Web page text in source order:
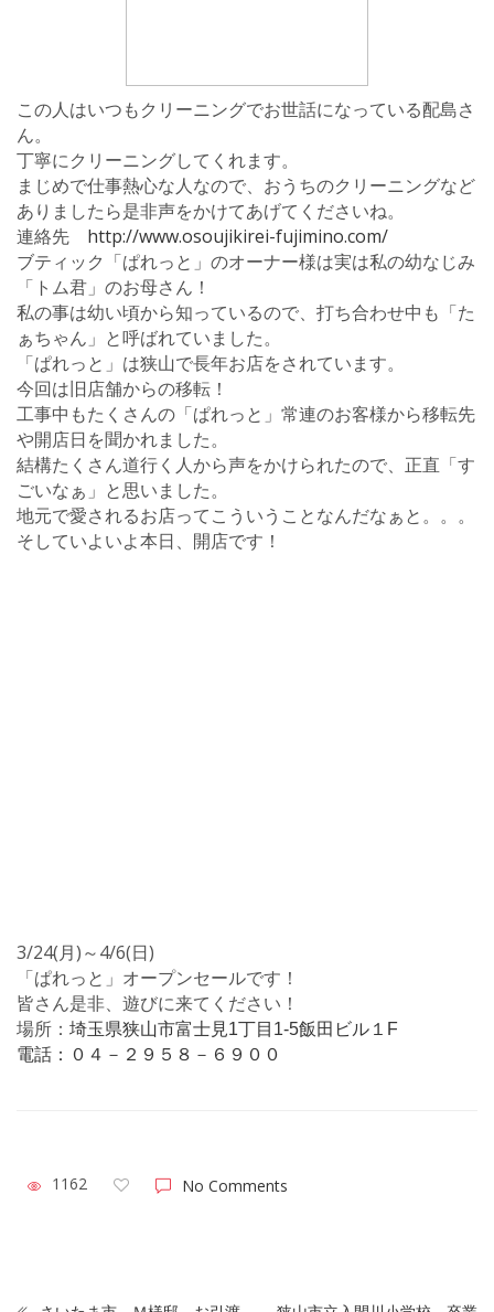
この人はいつもクリーニングでお世話になっている配島さ
ん。
丁寧にクリーニングしてくれます。
まじめで仕事熱心な人なので、おうちのクリーニングなど
ありましたら是非声をかけてあげてくださいね。
連絡先 http://www.osoujikirei-fujimino.com/
ブティック「ぱれっと」のオーナー様は実は私の幼なじみ
「トム君」のお母さん！
私の事は幼い頃から知っているので、打ち合わせ中も「た
ぁちゃん」と呼ばれていました。
「ぱれっと」は狭山で長年お店をされています。
今回は旧店舗からの移転！
工事中もたくさんの「ぱれっと」常連のお客様から移転先
や開店日を聞かれました。
結構たくさん道行く人から声をかけられたので、正直「す
ごいなぁ」と思いました。
地元で愛されるお店ってこういうことなんだなぁと。。。
そしていよいよ本日、開店です！
3/24(月)～4/6(日)
「ぱれっと」オープンセールです！
皆さん是非、遊びに来てください！
場所： 埼玉県狭山市富士見1丁目1-5飯田ビル１F
電話：０４－２９５８－６９００
1162 No Comments